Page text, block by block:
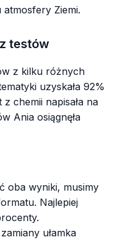
atmosfery Ziemi.
testów
z kilku różnych
uzyskała 92%
chemii napisała na
Ania osiągnęła
oba wyniki, musimy
Najlepiej
ułamka